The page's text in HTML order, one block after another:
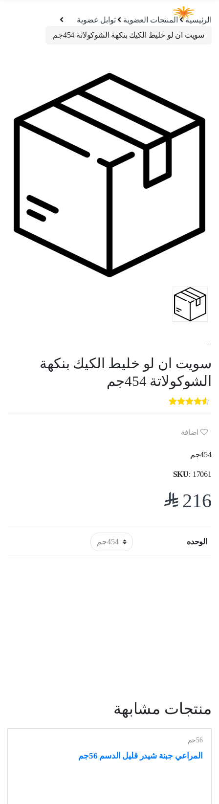
الرئيسية المنتجات العضوية
توابل عضوية
سويت ان لو خليط الكيك بنكهة الشوكولاتة 454جم
--
سويت ان لو خليط الكيك بنكهة
الشوكولاتة 454جم
5
out of
5
3
customer
ratings
اضافة
454جم
SKU: 17061
216
$
الوحده
منتجات مشابهة
56جم
المراعي جبنة شيدر قليل الدسم 56جم